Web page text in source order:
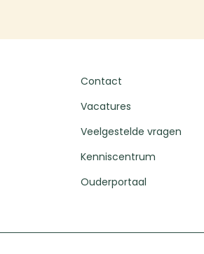
Contact
Vacatures
Veelgestelde vragen
Kenniscentrum
Ouderportaal